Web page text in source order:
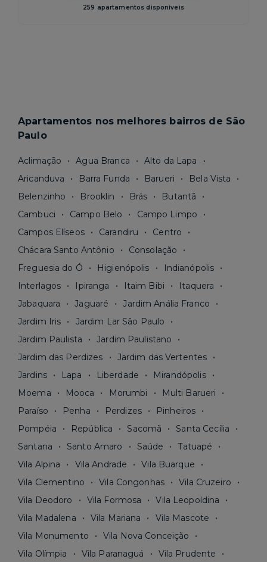
259 apartamentos disponíveis
Apartamentos nos melhores bairros de São
Paulo
Aclimação Agua Branca
Alto da Lapa
Aricanduva
Barra Funda Barueri
Bela Vista
Belenzinho
Brooklin Brás
Butantã
Cambuci
Campo Belo
Campo Limpo
Campos Elíseos
Carandiru
Centro
Chácara Santo Antônio
Consolação
Freguesia do Ó
Higienópolis
Indianópolis
Interlagos
Ipiranga Itaim Bibi
Itaquera
Jabaquara
Jaguaré
Jardim Anália Franco
Jardim Iris
Jardim Lar São Paulo
Jardim Paulista
Jardim Paulistano
Jardim das Perdizes
Jardim das Vertentes
Jardins
Lapa Liberdade
Mirandópolis
Moema
Mooca Morumbi
Multi Barueri
Paraíso
Penha Perdizes
Pinheiros
Pompéia
República Sacomã
Santa Cecília
Santana
Santo Amaro Saúde
Tatuapé
Vila Alpina
Vila Andrade
Vila Buarque
Vila Clementino
Vila Congonhas
Vila Cruzeiro
Vila Deodoro
Vila Formosa
Vila Leopoldina
Vila Madalena
Vila Mariana
Vila Mascote
Vila Monumento
Vila Nova Conceição
Vila Olímpia
Vila Paranaguá
Vila Prudente